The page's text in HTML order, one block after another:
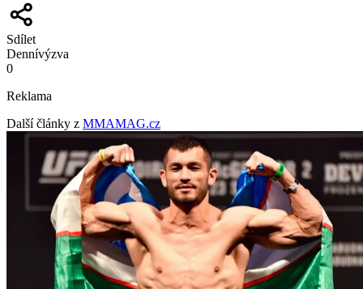
Sdílet
Dennívýzva
0
Reklama
Další články z MMAMAG.cz